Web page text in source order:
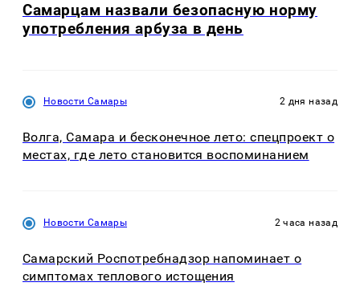
Самарцам назвали безопасную норму
употребления арбуза в день
Новости Самары 2 дня назад
Волга, Самара и бесконечное лето: спецпроект о
местах, где лето становится воспоминанием
Новости Самары 2 часа назад
Самарский Роспотребнадзор напоминает о
симптомах теплового истощения